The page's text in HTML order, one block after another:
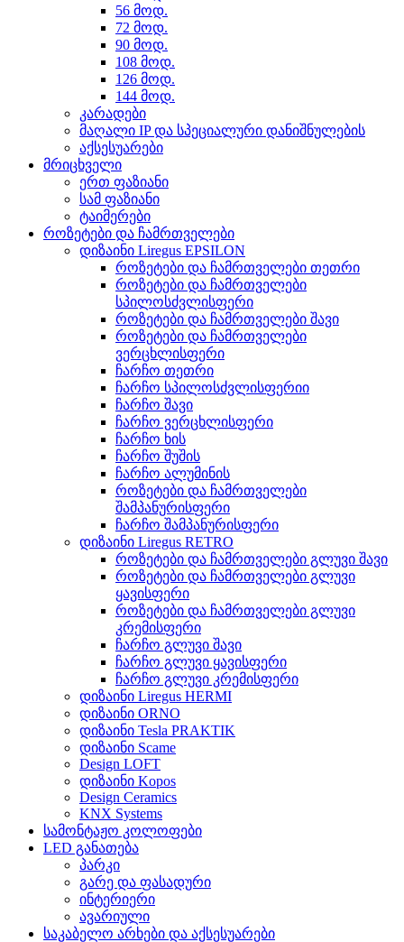
56 მოდ.
72 მოდ.
90 მოდ.
108 მოდ.
126 მოდ.
144 მოდ.
კარადები
მაღალი IP და სპეციალური დანიშნულების
აქსესუარები
მრიცხველი
ერთ ფაზიანი
სამ ფაზიანი
ტაიმერები
როზეტები და ჩამრთველები
დიზაინი Liregus EPSILON
როზეტები და ჩამრთველები თეთრი
როზეტები და ჩამრთველები
სპილოსძვლისფერი
როზეტები და ჩამრთველები შავი
როზეტები და ჩამრთველები
ვერცხლისფერი
ჩარჩო თეთრი
ჩარჩო სპილოსძვლისფერიი
ჩარჩო შავი
ჩარჩო ვერცხლისფერი
ჩარჩო ხის
ჩარჩო შუშის
ჩარჩო ალუმინის
როზეტები და ჩამრთველები
შამპანურისფერი
ჩარჩო შამპანურისფერი
დიზაინი Liregus RETRO
როზეტები და ჩამრთველები გლუვი შავი
როზეტები და ჩამრთველები გლუვი
ყავისფერი
როზეტები და ჩამრთველები გლუვი
კრემისფერი
ჩარჩო გლუვი შავი
ჩარჩო გლუვი ყავისფერი
ჩარჩო გლუვი კრემისფერი
დიზაინი Liregus HERMI
დიზაინი ORNO
დიზაინი Tesla PRAKTIK
დიზაინი Scame
Design LOFT
დიზაინი Kopos
Design Ceramics
KNX Systems
სამონტაჟო კოლოფები
LED განათება
პარკი
გარე და ფასადური
ინტერიერი
ავარიული
საკაბელო არხები და აქსესუარები